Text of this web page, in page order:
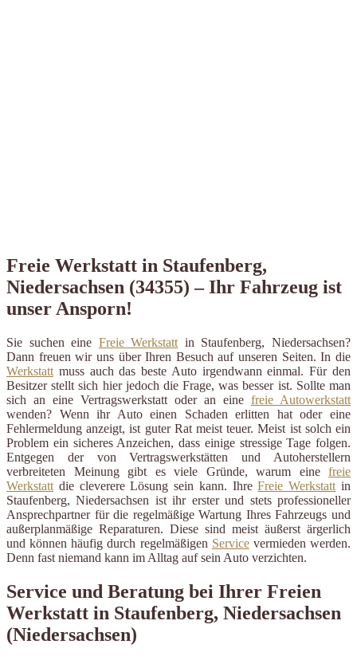
Freie Werkstatt in Staufenberg,
Niedersachsen (34355) – Ihr Fahrzeug ist
unser Ansporn!
Sie suchen eine Freie Werkstatt in Staufenberg, Niedersachsen?
Dann freuen wir uns über Ihren Besuch auf unseren Seiten. In die
Werkstatt muss auch das beste Auto irgendwann einmal. Für den
Besitzer stellt sich hier jedoch die Frage, was besser ist. Sollte man
sich an eine Vertragswerkstatt oder an eine freie Autowerkstatt
wenden? Wenn ihr Auto einen Schaden erlitten hat oder eine
Fehlermeldung anzeigt, ist guter Rat meist teuer. Meist ist solch ein
Problem ein sicheres Anzeichen, dass einige stressige Tage folgen.
Entgegen der von Vertragswerkstätten und Autoherstellern
verbreiteten Meinung gibt es viele Gründe, warum eine freie
Werkstatt die cleverere Lösung sein kann. IhreFreie Werkstatt in
Staufenberg, Niedersachsen ist ihr erster und stets professioneller
Ansprechpartner für die regelmäßige Wartung Ihres Fahrzeugs und
außerplanmäßige Reparaturen. Diese sind meist äußerst ärgerlich
und können häufig durch regelmäßigen Servicevermieden werden.
Denn fast niemand kann im Alltag auf sein Auto verzichten.
Service und Beratung bei Ihrer Freien
Werkstatt in Staufenberg, Niedersachsen
(Niedersachsen)